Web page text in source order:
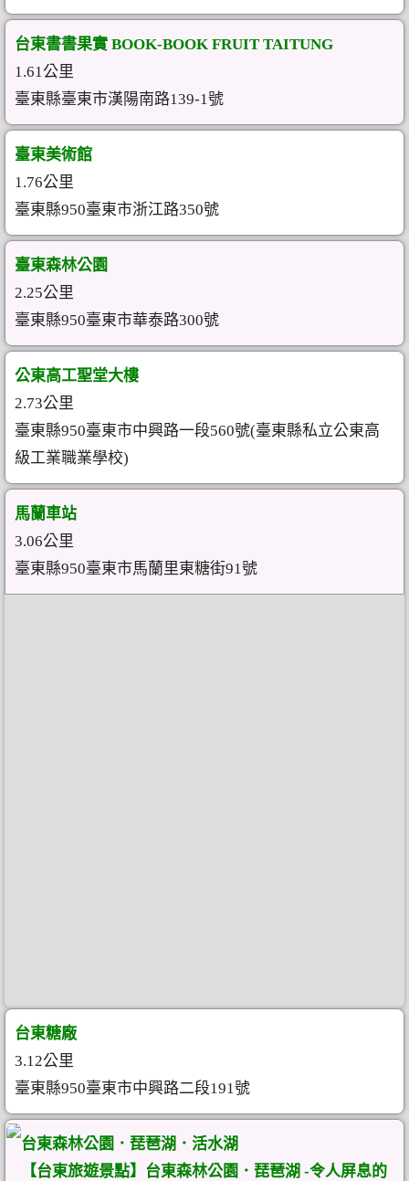
台東書書果實 BOOK-BOOK FRUIT TAITUNG
1.61公里
臺東縣臺東市漢陽南路139-1號
臺東美術館
1.76公里
臺東縣950臺東市浙江路350號
臺東森林公園
2.25公里
臺東縣950臺東市華泰路300號
公東高工聖堂大樓
2.73公里
臺東縣950臺東市中興路一段560號(臺東縣私立公東高
級工業職業學校)
馬蘭車站
3.06公里
臺東縣950臺東市馬蘭里東糖街91號
台東糖廠
3.12公里
臺東縣950臺東市中興路二段191號
台東森林公園．琵琶湖．活水湖
【台東旅遊景點】台東森林公園．琵琶湖 -令人屏息的